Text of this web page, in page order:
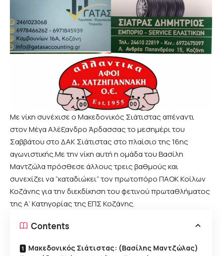
Με νίκη συνέχισε ο Μακεδονικός Σιάτιστας απέναντι
στον Μέγα Αλέξανδρο Άρδασσας το μεσημέρι του
Σαββάτου στο ΔΑΚ Σιάτιστας στο πλαίσιο της 16ης
αγωνιστικής.Με την νίκη αυτή η ομάδα του Βασίλη
Μαντζώλα πρόσθεσε άλλους τρεις βαθμούς και
συνεχίζει να “καταδιώκει” τον πρωτοπόρο ΠΑΟΚ Κοίλων
Κοζάνης για την διεκδίκηση του φετινού πρωταθλήματος
της Α’ Κατηγορίας της ΕΠΣ Κοζάνης.
Contents
Μακεδονικός Σιάτιστας: (Βασίλης Μαντζώλας)